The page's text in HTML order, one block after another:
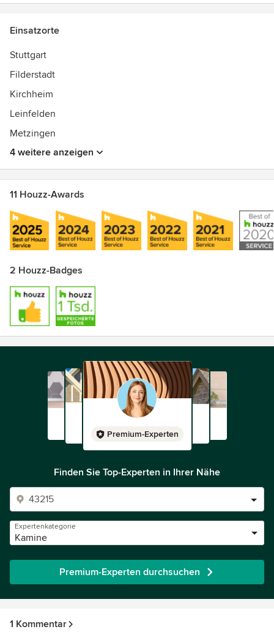
Einsatzorte
Stuttgart
Filderstadt
Kirchheim
Leinfelden
Metzingen
4 weitere anzeigen
11 Houzz-Awards
2 Houzz-Badges
Premium-Experten
Finden Sie Top-Experten in Ihrer Nähe
Expertenkategorie
Kamine
Premium-Experten durchsuchen
1 Kommentar